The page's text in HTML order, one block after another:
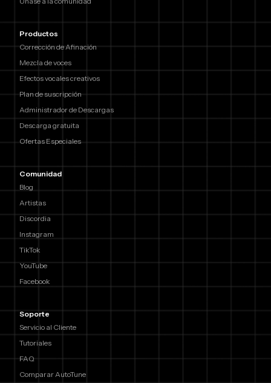
Productos
Corrección de Afinación
Mezcla de voces
Efectos vocales creativos
Plan de suscripción
Administrador de Descargas
Descarga gratuita
Ofertas Especiales
Comunidad
Blog
Artistas
Discordia
Instagram
TikTok
YouTube
Facebook
Soporte
Servicio al Cliente
Tutoriales
FAQ
Comparar AutoTune